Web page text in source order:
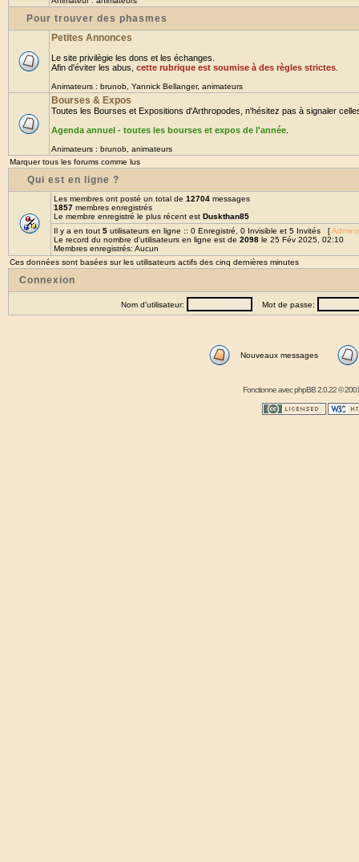
Pour trouver des phasmes
Petites Annonces
Le site privilègie les dons et les échanges.
Afin d'éviter les abus, cette rubrique est soumise à des règles strictes
Animateurs : brunob Yannick Bellanger, animateurs
Bourses & Expos
Toutes les Bourses et Expositions d'Arthropodes, n'hésitez pas à signaler
Agenda annuel - toutes les bourses et expos de l'année
Animateurs : brunob animateurs
Marquer tous les forums comme lus
Qui est en ligne ?
Les membres ont posté un total de 12704 messages
1857 membres enregistrés
Le membre enregistré le plus récent est Duskthan85
Il y a en tout 5 utilisateurs en ligne :: 0 Enregistré, 0 Invisible et 5 Invités [
Le record du nombre d'utilisateurs en ligne est de 2098 le 25 Fév 2025, 02:10
Membres enregistrés: Aucun
Ces données sont basées sur les utilisateurs actifs des cinq dernières minutes
Connexion
Nom d'utilisateur: Mot de passe:
Nouveaux messages
Fonctionne avecphpBB2.0.22 ©